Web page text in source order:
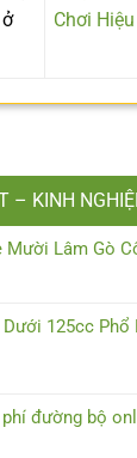
Chơi
– KINH
Lâm Gò
125cc Phổ
đường bộ